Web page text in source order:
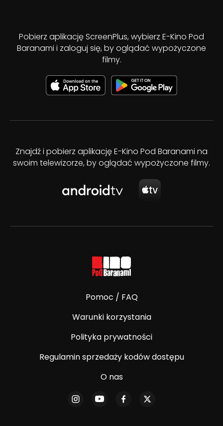
Pobierz aplikację ScreenPlus, wybierz E-Kino Pod
Baranami i zaloguj się, by oglądać wypożyczone
filmy.
Znajdź i pobierz aplikację E-Kino Pod Baranami na
swoim telewizorze, by oglądać wypożyczone filmy.
Pomoc / FAQ
Warunki korzystania
Polityka prywatności
Regulamin sprzedaży kodów dostępu
O nas